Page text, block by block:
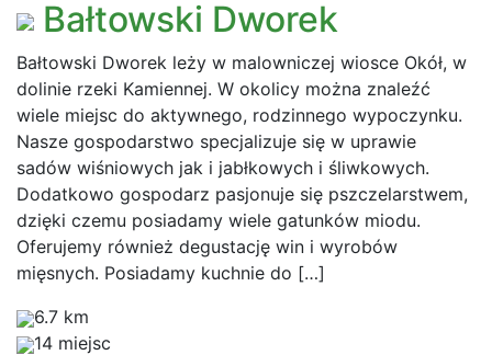
Bałtowski Dworek
Bałtowski Dworek leży w malowniczej wiosce Okół, w
dolinie rzeki Kamiennej. W okolicy można znaleźć
wiele miejsc do aktywnego, rodzinnego wypoczynku.
Nasze gospodarstwo specjalizuje się w uprawie
sadów wiśniowych jak i jabłkowych i śliwkowych.
Dodatkowo gospodarz pasjonuje się pszczelarstwem,
dzięki czemu posiadamy wiele gatunków miodu.
Oferujemy również degustację win i wyrobów
mięsnych. Posiadamy kuchnie do […]
6.7 km
14 miejsc